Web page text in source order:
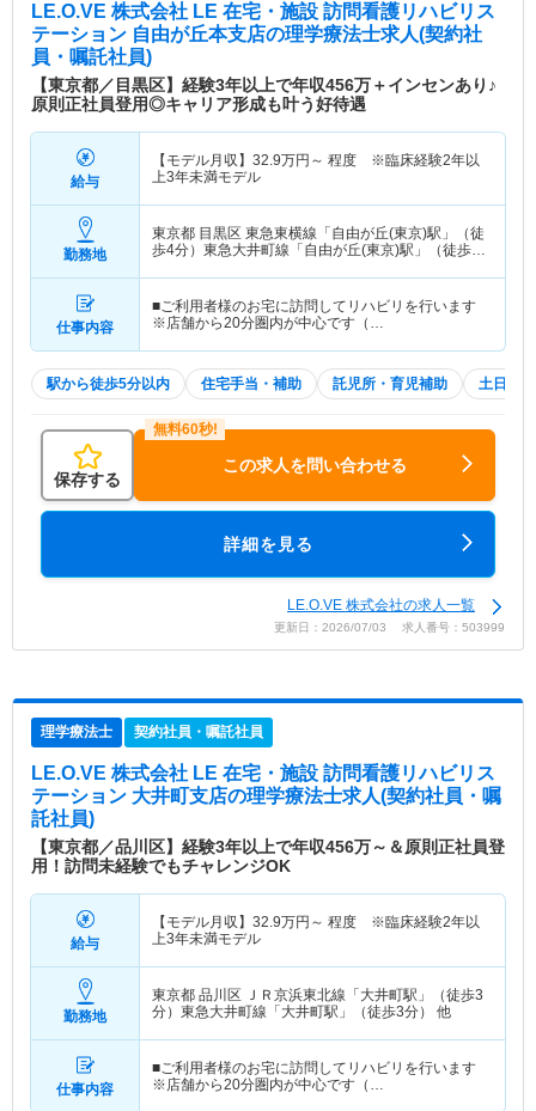
LE.O.VE 株式会社 LE 在宅・施設 訪問看護リハビリス
テーション 自由が丘本支店の理学療法士求人(契約社
員・嘱託社員)
【東京都／目黒区】経験3年以上で年収456万＋インセンあり♪
原則正社員登用◎キャリア形成も叶う好待遇
給与
【モデル月収】 32.9万円～ 程度 ※臨床経験2年以
上3年未満モデル
勤務地
東京都 目黒区 東急東横線「自由が丘(東京)駅」（徒
歩4分）東急大井町線「自由が丘(東京)駅」（徒歩4
仕事内容
■ご利用者様のお宅に訪問してリハビリを行います
※店舗から20分圏内が中心です（…
駅から徒歩5分以内 住宅手当・補助 託児所・育児補助 土日祝休
保存する
この求人を問い合わせる
詳細を見る
LE.O.VE 株式会社の求人一覧
更新日：2026/07/03 求人番号：503999
理学療法士 契約社員・嘱託社員
LE.O.VE 株式会社 LE 在宅・施設 訪問看護リハビリス
テーション 大井町支店の理学療法士求人(契約社員・嘱
託社員)
【東京都／品川区】経験3年以上で年収456万～＆原則正社員登
用！訪問未経験でもチャレンジOK
給与
【モデル月収】 32.9万円～ 程度 ※臨床経験2年以
上3年未満モデル
勤務地
東京都 品川区 ＪＲ京浜東北線「大井町駅」（徒歩3
分）東急大井町線「大井町駅」（徒歩3分） 他
仕事内容
■ご利用者様のお宅に訪問してリハビリを行います
※店舗から20分圏内が中心です（…